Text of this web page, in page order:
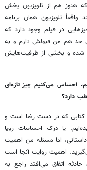
که هنوز هم از تلویزیون پخش
واقعاً تلویزیون همان برنامه
در فیلم وجود دارد که
حد هم من قبولش دارم و به
شده و بخشی از ظرفیتهایش
احساس میکنیم چیز تازهای
دارد؟
کتابی که در دست رضا است و
ایم.یا درک احساسات رویا
داستانی، اما مسئله من اهمیت
گیرید. اهمیت روایت آنجا است
حادثه اتفاق میافتد راجع به